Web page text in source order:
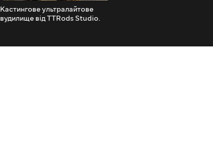
Кастингове ультралайтове
вудилище від TTRods Studio.